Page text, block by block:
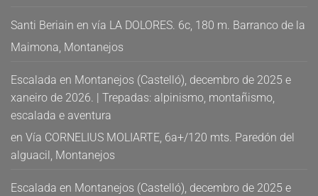
Santi Beriain en vía LA DOLORES. 6c, 180 m. Barranco de la
Maimona, Montanejos
Escalada en Montanejos (Castelló), decembro de 2025 e
xaneiro de 2026. | Trepadas: alpinismo, montañismo,
escalada e aventura
en Vía CORNELIUS MOLIARTE, 6a+/120 mts. Paredón del
alguacil, Montanejos
Escalada en Montanejos (Castelló), decembro de 2025 e